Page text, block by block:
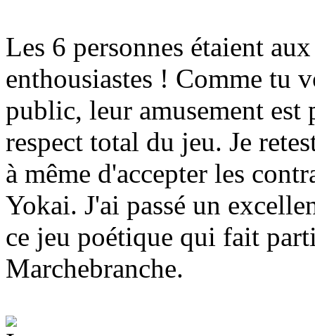
Les 6 personnes étaient
enthousiastes ! Comme tu
public, leur amusement est
respect total du jeu. Je
à même d'accepter les
Yokai. J'ai passé un
ce jeu poétique qui fait
Marchebranche.